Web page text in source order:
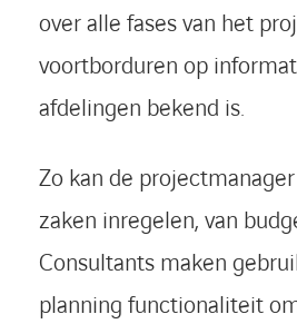
over alle fases van het
voortborduren op
afdelingen bekend is.
Zo kan de
zaken inregelen, van
Consultants maken
planning functionaliteit